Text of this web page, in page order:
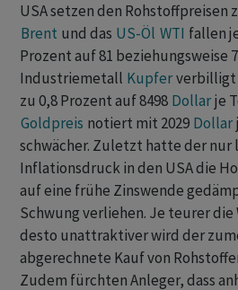
USA setzen den Rohstoffpreisen
Brent und das US-Öl WTI fallen
Prozent auf 81 beziehungsweise
Industriemetall Kupferverbilligt
zu 0,8 Prozent auf 8498 Dollarje
Goldpreis notiert mit 2029 Dollar
schwächer. Zuletzt hatte der nur
Inflationsdruck in den USA die
auf eine frühe Zinswende
Schwung verliehen. Je teurer
desto unattraktiver wird der
abgerechnete Kauf von
Zudem fürchten Anleger, dass